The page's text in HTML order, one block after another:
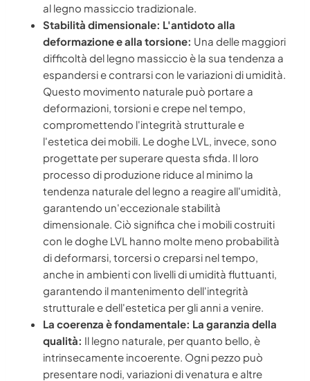
al legno massiccio tradizionale.
Stabilità dimensionale: L'antidoto alla
deformazione e alla torsione: Una delle maggiori
difficoltà del legno massiccio è la sua tendenza a
espandersi e contrarsi con le variazioni di umidità.
Questo movimento naturale può portare a
deformazioni, torsioni e crepe nel tempo,
compromettendo l'integrità strutturale e
l'estetica dei mobili. Le doghe LVL, invece, sono
progettate per superare questa sfida. Il loro
processo di produzione riduce al minimo la
tendenza naturale del legno a reagire all'umidità,
garantendo un'eccezionale stabilità
dimensionale. Ciò significa che i mobili costruiti
con le doghe LVL hanno molte meno probabilità
di deformarsi, torcersi o creparsi nel tempo,
anche in ambienti con livelli di umidità fluttuanti,
garantendo il mantenimento dell'integrità
strutturale e dell'estetica per gli anni a venire.
La coerenza è fondamentale: La garanzia della
qualità: Il legno naturale, per quanto bello, è
intrinsecamente incoerente. Ogni pezzo può
presentare nodi, variazioni di venatura e altre